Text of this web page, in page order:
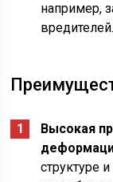
например,
вредителей.
Высокая
структуре